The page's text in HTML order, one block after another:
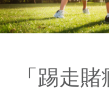
「踢走